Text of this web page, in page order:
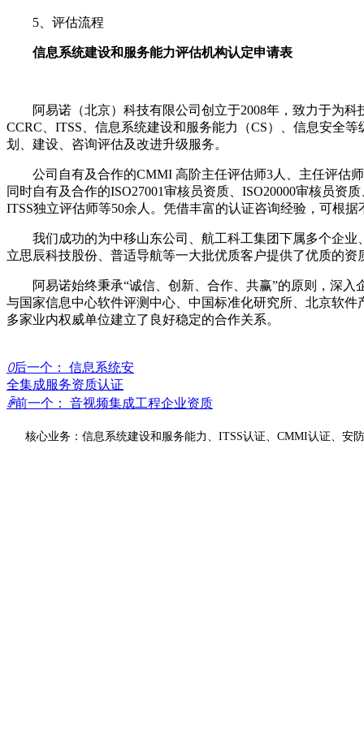
5、评估流程
信息系统建设和服务能力评估机构认定申请表
阿易诺（北京）科技有限公司创立于2008年，致力于为科
CCRC、ITSS、信息系统建设和服务能力（CS）、信息安全
划、建设、咨询评估及改进升级服务。
公司自有及合作的CMMI 高阶主任评估师3人、主任评估师
同时自有及合作的ISO27001审核员资质、ISO20000审核员资
ITSS独立评估师等50余人。凭借丰富的认证咨询经验，可根
我们成功的为中移山东公司、航工科工集团下属多个企业
立思辰科技股份、普适导航等一大批优质客户提供了优质的资
阿易诺始终秉承“诚信、创新、合作、共赢”的原则，深入
与国家信息中心软件评测中心、中国标准化研究所、北京软
多家业内权威单位建立了良好稳定的合作关系。
ꄲ后一个：
信息系统安
全集成服务资质认证
ꄴ前一个： 音视频集成工程企业资质
核心业务：信息系统建设和服务能力、ITSS认证、CMMI认证、安